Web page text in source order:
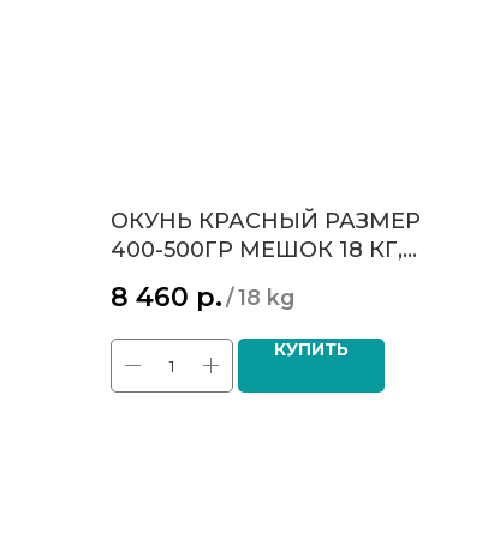
ОКУНЬ КРАСНЫЙ РАЗМЕР
400-500ГР МЕШОК 18 КГ,
8 460 р./18 kg
КУПИТЬ